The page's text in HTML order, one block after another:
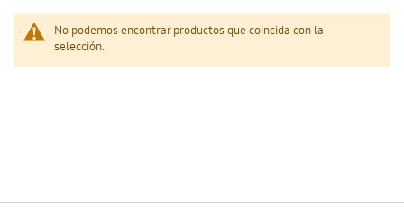
No podemos encontrar productos que coincida con la
selección.